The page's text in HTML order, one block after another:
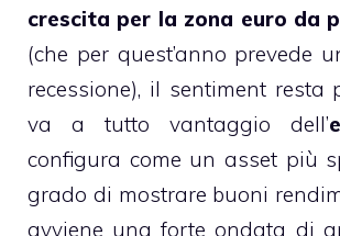
crescita per la zona euro da
(che per quest’anno prevede
recessione), il sentiment resta
va a tutto vantaggio dell’
configura come un asset più
grado di mostrare buoni
avviene una forte ondata di